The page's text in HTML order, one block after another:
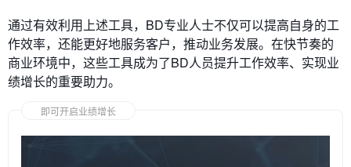
通过有效利用上述工具，BD专业人士不仅可以提高自身的工
作效率，还能更好地服务客户，推动业务发展。在快节奏的
商业环境中，这些工具成为了BD人员提升工作效率、实现业
绩增长的重要助力。
即可开启业绩增长